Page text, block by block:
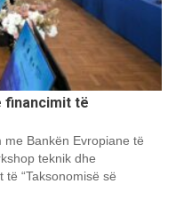
financimit të
Bankën Evropiane të
teknik dhe
“Taksonomisë së